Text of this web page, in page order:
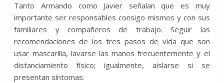
Tanto Armando como Javier señalan que es muy
importante ser responsables consigo mismos y con sus
familiares y compañeros de trabajo. Seguir las
recomendaciones de los tres pasos de vida que son
usar mascarilla, lavarse las manos frecuentemente y el
distanciamiento físico; igualmente, aislarse si se
presentan síntomas.